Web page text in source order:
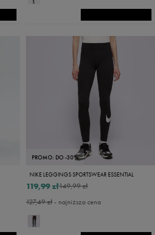
PROMO: DO -30%
NIKE LEGGINGS SPORTSWEAR ESSENTIAL
149,99 zł
119,99 zł
127,49 zł- najniższa cena